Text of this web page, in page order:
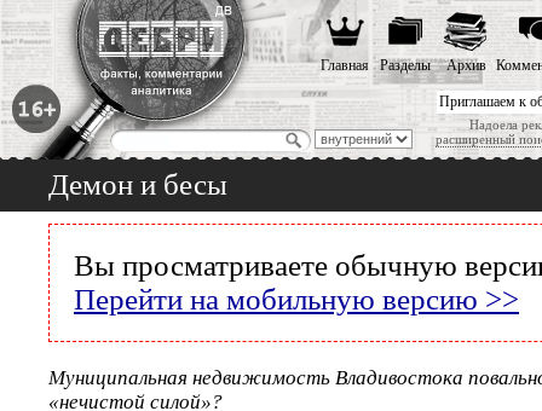
Приглашаем к
Надоела
расширенный
Главная Разделы Архив
Демон и бесы
Вы просматриваете обычную
Перейти на мобильную версию >>
Муниципальная недвижимость Владивостока
«нечистой силой»?